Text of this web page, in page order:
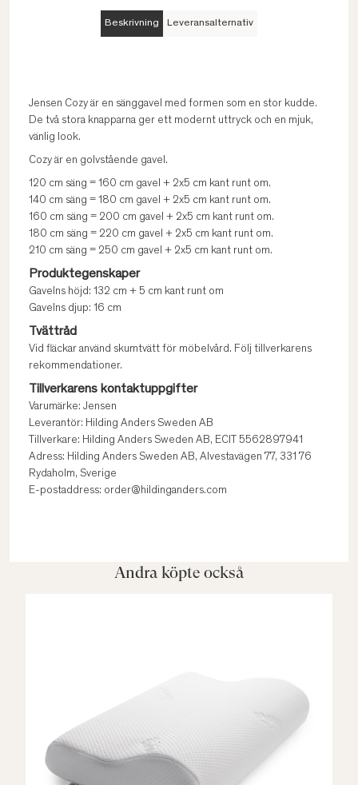
Beskrivning Leveransalternativ
Jensen Cozy är en sänggavel med formen som en stor kudde.
De två stora knapparna ger ett modernt uttryck och en mjuk,
vänlig look.
Cozy är en golvstående gavel.
120 cm säng = 160 cm gavel + 2x5 cm kant runt om.
140 cm säng = 180 cm gavel + 2x5 cm kant runt om.
160 cm säng = 200 cm gavel + 2x5 cm kant runt om.
180 cm säng = 220 cm gavel + 2x5 cm kant runt om.
210 cm säng = 250 cm gavel + 2x5 cm kant runt om.
Produktegenskaper
Gavelns höjd: 132 cm + 5 cm kant runt om
Gavelns djup: 16 cm
Tvättråd
Vid fläckar använd skumtvätt för möbelvård. Följ tillverkarens
rekommendationer.
Tillverkarens kontaktuppgifter
Varumärke: Jensen
Leverantör: Hilding Anders Sweden AB
Tillverkare: Hilding Anders Sweden AB, ECIT 5562897941
Adress: Hilding Anders Sweden AB, Alvestavägen 77, 331 76
Rydaholm, Sverige
E-postaddress: order@hildinganders.com
Andra köpte också